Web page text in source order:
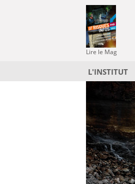
Lire le Mag
L'INSTITUT